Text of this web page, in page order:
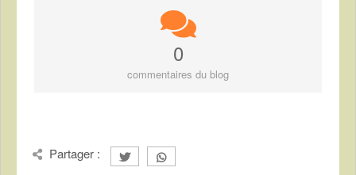
0
commentaires du blog
Partager :